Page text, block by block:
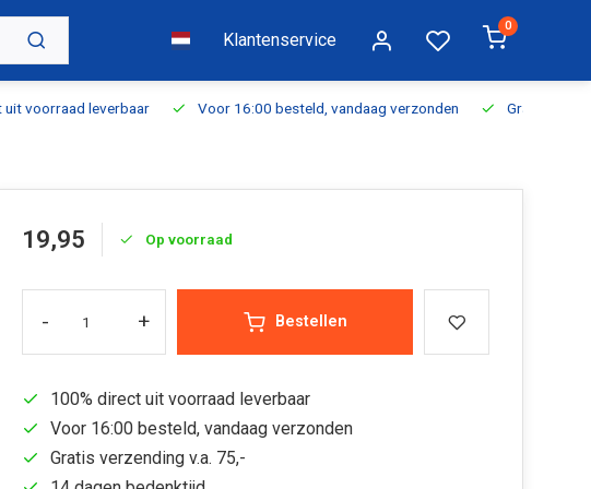
Klantenservice
0
uit voorraad leverbaar Voor 16:00 besteld, vandaag verzonden Gratis
19,95 Op voorraad
- + Bestellen
100% direct uit voorraad leverbaar
Voor 16:00 besteld, vandaag verzonden
Gratis verzending v.a. 75,-